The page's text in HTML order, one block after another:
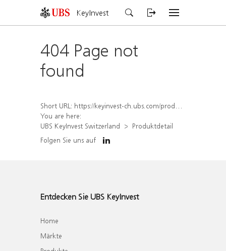
KeyInvest
404 Page not
found
Short URL: https://keyinvest-ch.ubs.com/produkt/detail/index/isin/CH1577913671
You are here:
UBS KeyInvest Switzerland
Produktdetail
Folgen Sie uns auf
Entdecken Sie UBS KeyInvest
Home
Märkte